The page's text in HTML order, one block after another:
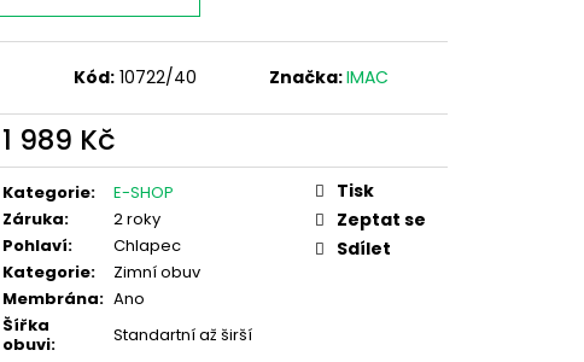
Kód: 10722/40 Značka:IMAC
1 989 Kč
Měrná
cena:
Kategorie:
E-SHOP
Záruka:
2 roky
Pohlaví:
Chlapec
Kategorie:
Zimní obuv
Membrána: Ano
Šířka
obuvi: Standartní až širší
Tisk
Zeptat se
Sdílet